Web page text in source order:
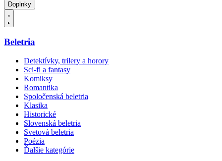
Doplnky
Beletria
Detektívky, trilery a horory
Sci-fi a fantasy
Komiksy
Romantika
Spoločenská beletria
Klasika
Historické
Slovenská beletria
Svetová beletria
Poézia
Ďalšie kategórie